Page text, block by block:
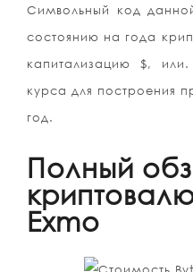
Символьный код
состоянию на года
капитализацию $,
курса для построения
год.
Полный
Exmo